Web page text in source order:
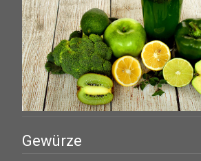
Gewürze